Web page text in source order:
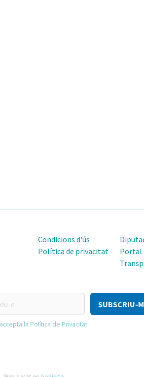
Condicions d'ús
Política de privacitat
Portal
la Política de Privacitat